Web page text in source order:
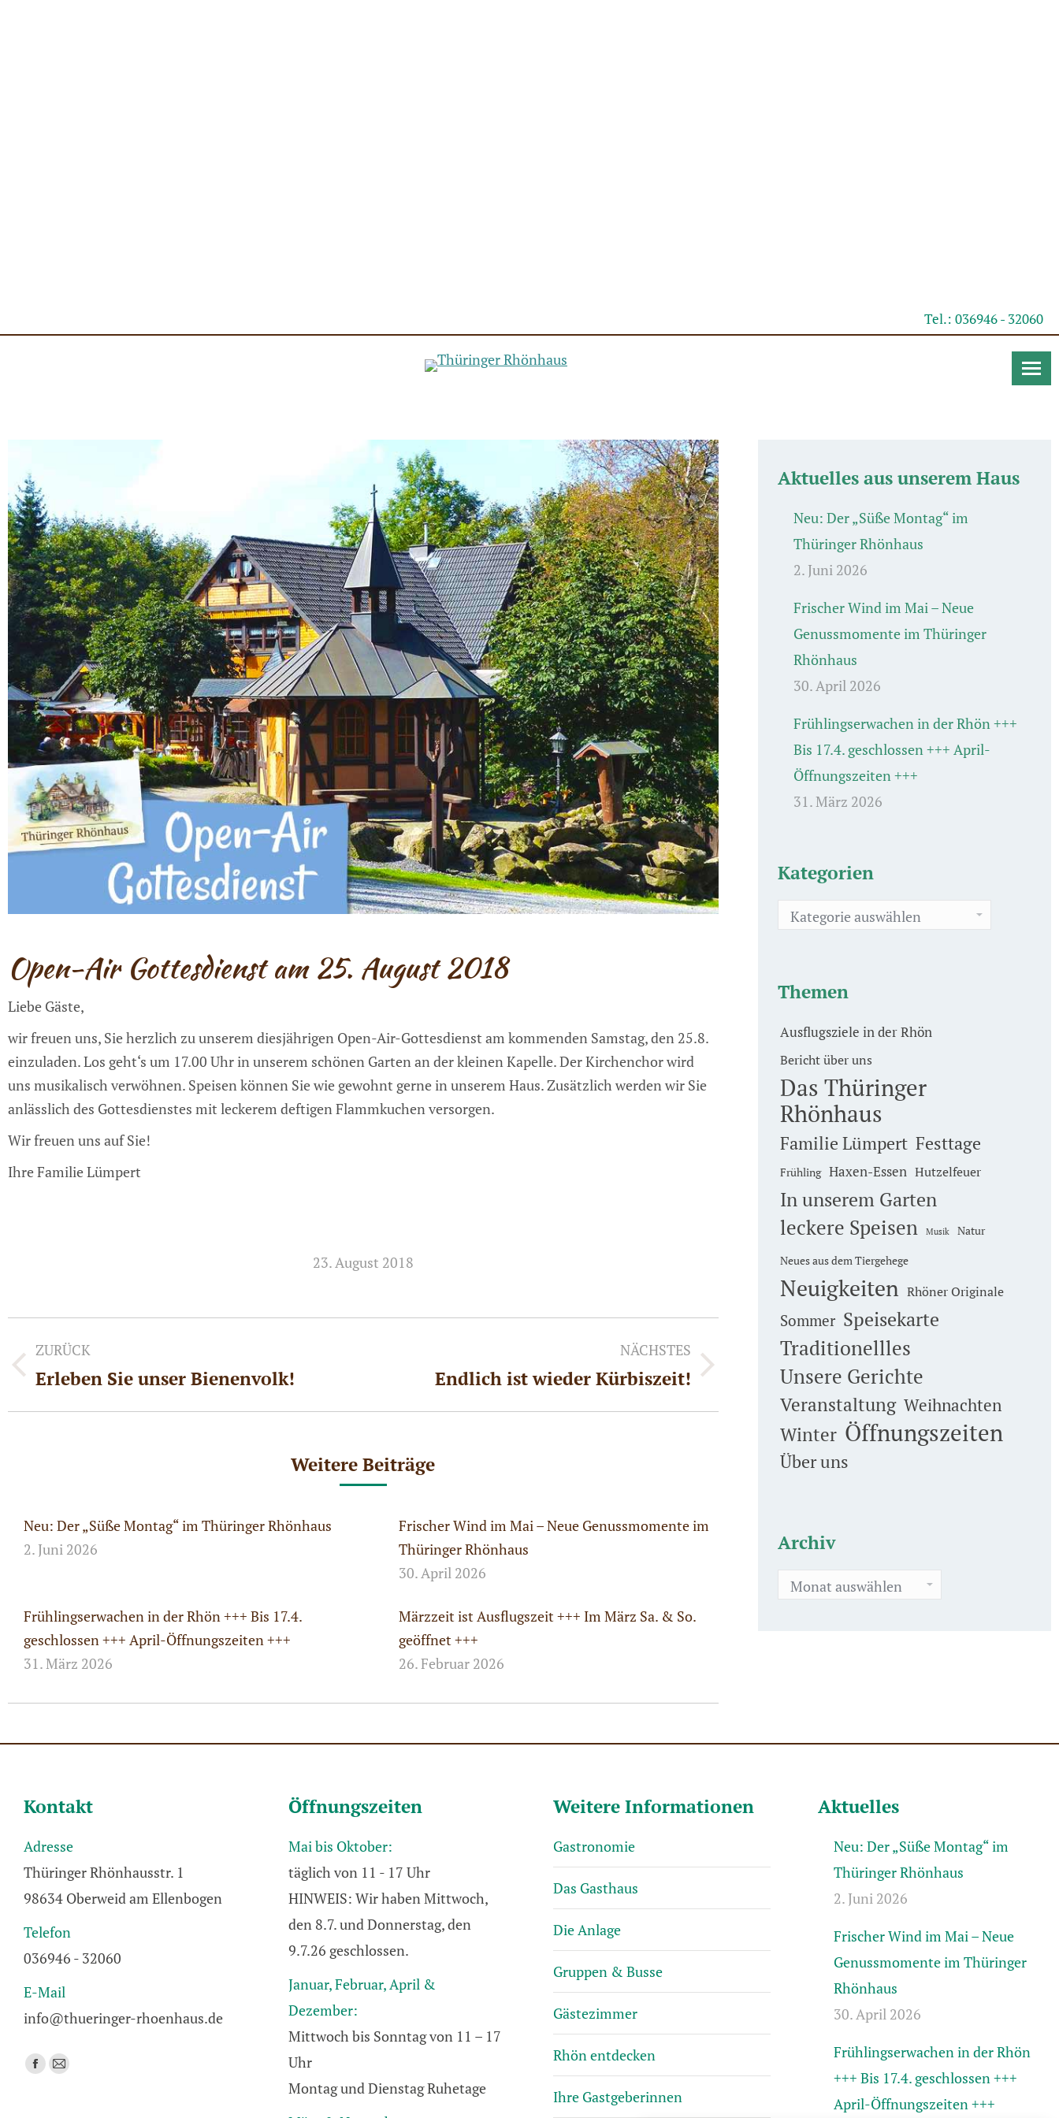
Tel.: 036946 - 32060
Open-Air Gottesdienst am 25. August 2018
Liebe Gäste,
wir freuen uns, Sie herzlich zu unserem diesjährigen Open-Air-Gottesdienst am kommenden Samstag, den 25.8.
einzuladen. Los geht‘s um 17.00 Uhr in unserem schönen Garten an der kleinen Kapelle. Der Kirchenchor wird
uns musikalisch verwöhnen. Speisen können Sie wie gewohnt gerne in unserem Haus. Zusätzlich werden wir Sie
anlässlich des Gottesdienstes mit leckerem deftigen Flammkuchen versorgen.
Wir freuen uns auf Sie!
Ihre Familie Lümpert
23. August 2018
Kommentarnavigation
ZURÜCK
Vorheriger
Erleben Sie unser Bienenvolk!
NÄCHSTES
NächsterEndlich ist wieder Kürbiszeit!
Weitere Beiträge
Neu: Der „Süße Montag“ im Thüringer Rhönhaus
2. Juni 2026
Frischer Wind im Mai – Neue Genussmomente im
Thüringer Rhönhaus
30. April 2026
Frühlingserwachen in der Rhön +++ Bis 17.4.
geschlossen +++ April-Öffnungszeiten +++
31. März 2026
Märzzeit ist Ausflugszeit +++ Im März Sa. & So.
geöffnet +++
26. Februar 2026
Aktuelles aus unserem Haus
Neu: Der „Süße Montag“ im
Thüringer Rhönhaus
2. Juni 2026
Frischer Wind im Mai – Neue
Genussmomente im Thüringer
Rhönhaus
30. April 2026
Frühlingserwachen in der Rhön +++
Bis 17.4. geschlossen +++ April-
Öffnungszeiten +++
31. März 2026
Kategorien
Kategorien
Themen
Ausflugsziele in der Rhön
Bericht über uns
Das Thüringer
Rhönhaus
Familie Lümpert Festtage
Frühling Haxen-Essen Hutzelfeuer
In unserem Garten
leckere Speisen Musik
Natur
Neues aus dem Tiergehege
Neuigkeiten Rhöner Originale
Sommer Speisekarte
Traditionellles
Unsere Gerichte
Veranstaltung Weihnachten
Winter Öffnungszeiten
Über uns
Archiv
Archiv
Kontakt
Adresse
Thüringer Rhönhausstr. 1
98634 Oberweid am Ellenbogen
Telefon
036946 - 32060
E-Mail
info@thueringer-rhoenhaus.de
Finden Sie uns auf:
Facebook
E-
Öffnungszeiten
Mai bis Oktober:
täglich von 11 - 17 Uhr
HINWEIS: Wir haben Mittwoch,
den 8.7. und Donnerstag, den
9.7.26 geschlossen.
Januar, Februar, April &
Dezember:
Mittwoch bis Sonntag von 11 – 17
Uhr
Montag und Dienstag Ruhetage
Weitere Informationen
Gastronomie
Das Gasthaus
Die Anlage
Gruppen & Busse
Gästezimmer
Rhön entdecken
Ihre Gastgeberinnen
Aktuelles
Neu: Der „Süße Montag“ im
Thüringer Rhönhaus
2. Juni 2026
Frischer Wind im Mai – Neue
Genussmomente im Thüringer
Rhönhaus
30. April 2026
Frühlingserwachen in der Rhön
+++ Bis 17.4. geschlossen +++
April-Öffnungszeiten +++